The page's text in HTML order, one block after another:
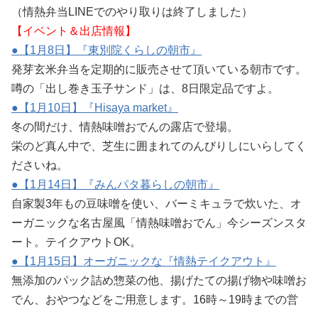
（情熱弁当LINEでのやり取りは終了しました）
【イベント＆出店情報】
●【1月8日】『東別院くらしの朝市』
発芽玄米弁当を定期的に販売させて頂いている朝市です。
噂の「出し巻き玉子サンド」は、8日限定品ですよ。
●【1月10日】『Hisaya market』
冬の間だけ、情熱味噌おでんの露店で登場。
栄のど真ん中で、芝生に囲まれてのんびりしにいらしてく
ださいね。
●【1月14日 】『みんパタ暮らしの朝市』
自家製3年もの豆味噌を使い、バーミキュラで炊いた、オ
ーガニックな名古屋風「情熱味噌おでん」今シーズンスタ
ート。テイクアウトOK。
●【1月15日】オーガニックな『情熱テイクアウト』
無添加のパック詰め惣菜の他、揚げたての揚げ物や味噌お
でん、おやつなどをご用意します。16時～19時までの営